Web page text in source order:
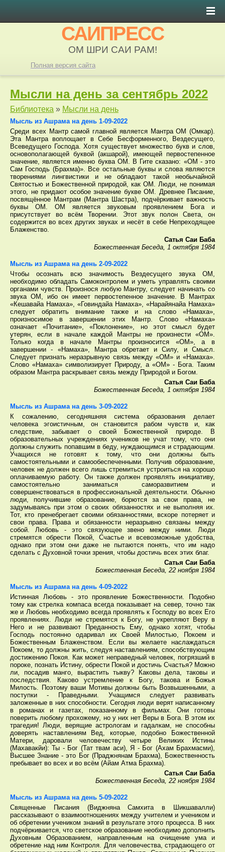
САИПРЕСС
ОМ ШРИ САИ РАМ!
Полная версия сайта
Мысли на день за сентябрь 2022
Библиотека » Мысли на день
Мысль из Ашрама на день 1-09-2022
Среди всех Мантр самой главной является Мантра ОМ (Омкар).
Эта Мантра воплощает в Себе Бесформенного, Вездесущего,
Всеведущего Господа. Хотя существует множество букв и слов,
основополагающей буквой (акшарой), имеющей первостепенное
значение, является именно буква ОМ. В Гите сказано: «ОМ - это
Сам Господь (Брахма)». Все остальные буквы и слова являются
творениями лингвистики и не обладают такой необычайной
Святостью и Божественной природой, как ОМ. Люди, не понимая
этого, не придают особое значение букве ОМ. Древнее Писание,
посвящённое Мантрам (Мантра Шастра), подчёркивает важность
буквы ОМ. ОМ является звуковым проявлением Бога и
присутствует во всём Творении. Этот звук полон Света, он
содержится во всех других звуках и несёт в себе Непреходящее
Блаженство.
Сатья Саи Баба
Божественная Беседа, 1 октября 1984
Мысль из Ашрама на день 2-09-2022
Чтобы осознать всю значимость Вездесущего звука ОМ,
необходимо обладать Самоконтролем и уметь управлять своими
органами чувств. Произнося любую Мантру, следует начинать со
звука ОМ, ибо он имеет первостепенное значение. В Мантрах
«Кешавайа Намаха», «Говиндайа Намаха», «Нарайянайа Намаха»
следует обратить внимание также и на слово «Намаха»,
произносимое в завершении этих Мантр. Слово «Намаха»
означает «Почитание», «Поклонение», но этот смысл будет
утерян, если в начале каждой Мантры не произнести «ОМ».
Только когда в начале Мантры произносится «ОМ», а в
завершении - «Намаха», Мантра обретает и Силу, и Смысл.
Следует признать неразрывную связь между «ОМ» и «Намаха».
Слово «Намаха» символизирует Природу, а «ОМ» - Бога. Таким
образом Мантра раскрывает связь между Природой и Богом.
Сатья Саи Баба
Божественная Беседа, 1 октября 1984
Мысль из Ашрама на день 3-09-2022
К сожалению, сегодняшняя система образования делает
человека эгоистичным, он становится рабом чувств и, как
следствие, забывает о своей Божественной природе. В
образовательных учреждениях учеников не учат тому, что они
должны служить попавшим в беду, нуждающимся и страдающим.
Учащихся не готовят к тому, что они должны быть
самостоятельными и самообеспеченными. Получив образование,
человек не должен всего лишь стремиться устроиться на хорошо
оплачиваемую работу. Он также должен проявлять инициативу,
самостоятельно заниматься саморазвитием и
совершенствоваться в профессиональной деятельности. Обычно
люди, получившие образование, борются за свои права, не
задумываясь при этом о своих обязанностях и не выполняя их.
Тот, кто пренебрегает своими обязанностями, вскоре потеряет и
свои права. Права и обязанности неразрывно связаны между
собой. Любовь - это связующее звено между ними. Люди
стремятся обрести Покой, Счастье и всевозможные удобства,
однако при этом они даже не пытаются понять, что им надо
сделать с Духовной точки зрения, чтобы достичь всех этих благ.
Сатья Саи Баба
Божественная Беседа, 22 ноября 1984
Мысль из Ашрама на день 4-09-2022
Истинная Любовь - это проявление Божественности. Подобно
тому как стрелка компаса всегда показывает на север, точно так
же и Любовь необходимо всегда проявлять к Господу во всех Его
проявлениях. Люди не стремятся к Богу, не укрепляют Веру в
Него и не развивают Преданность Ему, однако хотят, чтобы
Господь постоянно одаривал их Своей Милостью, Покоем и
Божественным Блаженством. Если вы желаете наслаждаться
Покоем, то должны жить, следуя наставлениям, способствующим
достижению Покоя. Как может неправедный человек, погрязший в
пороке, познать Истину, обрести Покой и достичь Счастья? Можно
ли, посадив манго, вырастить тыкву? Каковы дела, таковы и
последствия. Каково устремление к Богу, такова и Божья
Милость. Поэтому ваши Мотивы должны быть Возвышенными, а
поступки - Праведными. Учащимся следует развивать
заложенные в них способности. Сегодня люди верят написанному
в романах и газетах, показанному в фильмах. Они готовы
поверить любому прохожему, но у них нет Веры в Бога. В этом их
трагедия! Люди, верящие астрологам и гадалкам, не способны
доверять наставлениям Вед, которые, подобно Божественной
Матери, даровали человечеству четыре Великих Истины
(Махавакйи): Ты - Бог (Тат твам аси), Я - Бог (Ахам Брахмасми),
Высшее Знание - это Бог (Праджнянам Брахма), Божественность
пребывает во всех и во всём (Айам Атма Брахма).
Сатья Саи Баба
Божественная Беседа, 22 ноября 1984
Мысль из Ашрама на день 5-09-2022
Священные Писания (Виджняна Самхита в Шикшавалли)
рассказывают о взаимоотношениях между учителем и учеником и
об обретении учеником знаний в результате этого процесса. В них
подчёркивается, что светское образование необходимо дополнить
Духовным Образованием, направленным на очищение ума и
обретение над ним Контроля. Для человечества, страдающего от